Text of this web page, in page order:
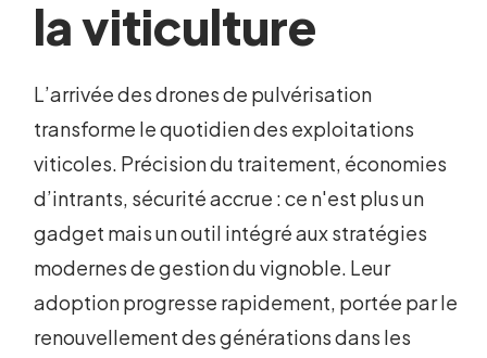
la viticulture
L’arrivée des drones de pulvérisation
transforme le quotidien des exploitations
viticoles. Précision du traitement, économies
d’intrants, sécurité accrue : ce n'est plus un
gadget mais un outil intégré aux stratégies
modernes de gestion du vignoble. Leur
adoption progresse rapidement, portée par le
renouvellement des générations dans les